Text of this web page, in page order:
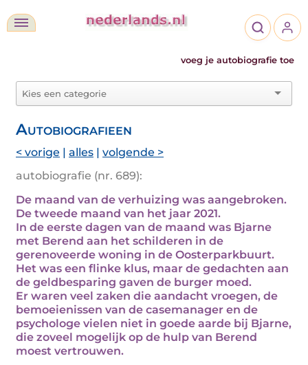
voeg je autobiografie toe
Autobiografieen
< vorige | alles | volgende >
autobiografie (nr. 689):
De maand van de verhuizing was aangebroken.
De tweede maand van het jaar 2021.
In de eerste dagen van de maand was Bjarne
met Berend aan het schilderen in de
gerenoveerde woning in de Oosterparkbuurt.
Het was een flinke klus, maar de gedachten aan
de geldbesparing gaven de burger moed.
Er waren veel zaken die aandacht vroegen, de
bemoeienissen van de casemanager en de
psychologe vielen niet in goede aarde bij Bjarne,
die zoveel mogelijk op de hulp van Berend
moest vertrouwen.